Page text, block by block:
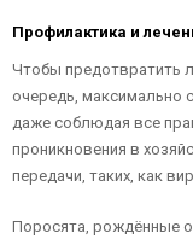
Профилактика и
Чтобы предотвратить
очередь, максимально
даже соблюдая все
проникновения в
передачи, таких, как
Поросята, рождённые